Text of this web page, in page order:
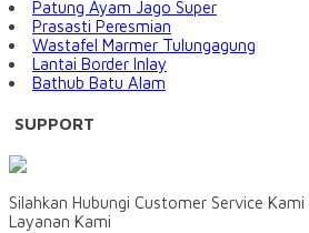
Patung Ayam Jago Super
Prasasti Peresmian
Wastafel Marmer Tulungagung
Lantai Border Inlay
Bathub Batu Alam
SUPPORT
Silahkan Hubungi Customer Service
Layanan Kami